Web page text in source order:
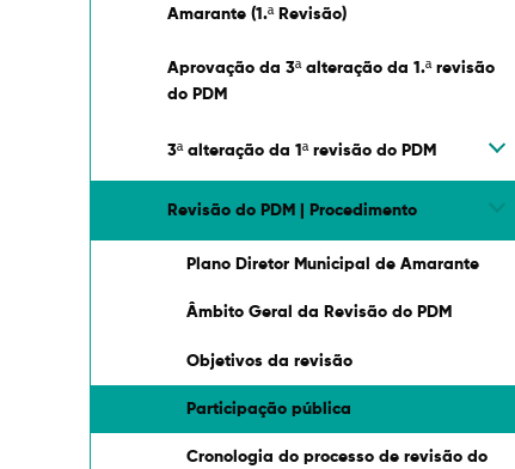
Termo de Pesquisa
Amarante (1.ª Revisão)
Aprovação da 3ª alteração da 1.ª revisão
do PDM
3ª alteração da 1ª revisão do PDM
Revisão do PDM | Procedimento
Plano Diretor Municipal de Amarante
Âmbito Geral da Revisão do PDM
Objetivos da revisão
Participação pública
Cronologia do processo de revisão do